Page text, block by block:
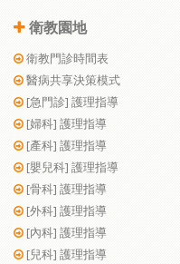
衛教園地
衛教門診時間表
醫病共享決策模式
[急門診] 護理指導
[婦科] 護理指導
[產科] 護理指導
[嬰兒科] 護理指導
[骨科] 護理指導
[外科] 護理指導
[內科] 護理指導
[兒科] 護理指導